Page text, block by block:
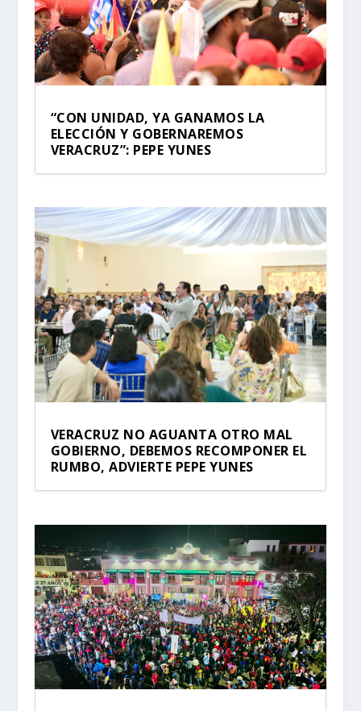
“CON UNIDAD, YA GANAMOS LA
ELECCIÓN Y GOBERNAREMOS
VERACRUZ”: PEPE YUNES
VERACRUZ NO AGUANTA OTRO MAL
GOBIERNO, DEBEMOS RECOMPONER EL
RUMBO, ADVIERTE PEPE YUNES